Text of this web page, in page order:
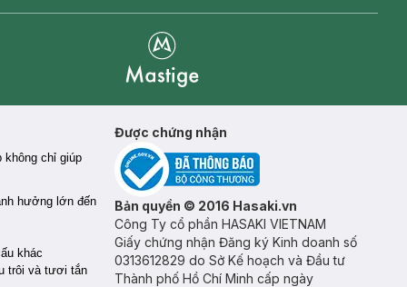
không chỉ giúp
hưởng lớn đến
khác
trôi và tươi tắn
Được chứng nhận
Bản quyền © 2016 Hasaki.vn
Công Ty cổ phần HASAKI VIETNAM
Giấy chứng nhận Đăng ký Kinh doanh số
0313612829 do Sở Kế hoạch và Đầu tư
Thành phố Hồ Chí Minh cấp ngày